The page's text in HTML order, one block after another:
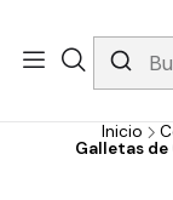
Whatsapp
gratis apartir de
Inicio
Galletas de